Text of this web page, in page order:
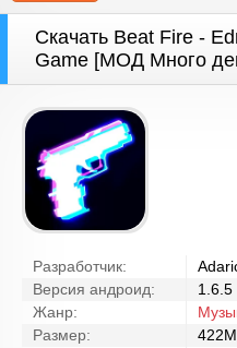
Скачать Beat Fire -
Game [МОД Много
Разработчик:
Версия андроид:
1.6.5
Жанр:
Размер: